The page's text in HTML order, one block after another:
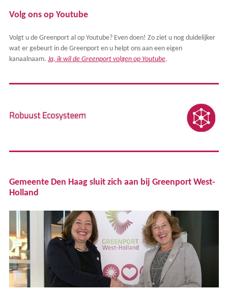
Volg ons op Youtube
Volgt u de Greenport al op Youtube? Even doen! Zo ziet u nog duidelijker
wat er gebeurt in de Greenport en u helpt ons aan een eigen
kanaalnaam. Ja, ik wil de Greenport volgen op Youtube.
Gemeente Den Haag sluit zich aan bij Greenport West-
Holland